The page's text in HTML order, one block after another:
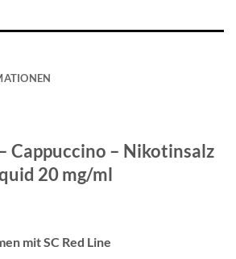
Cappuccino – Nikotinsalz
20 mg/ml
mit SC Red Line